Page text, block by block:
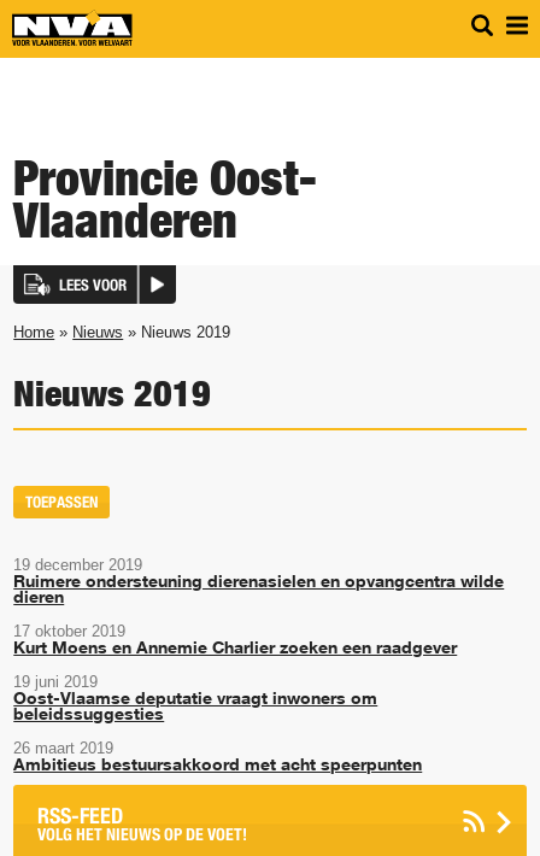
Provincie Oost-
Vlaanderen
LEES VOOR
Home » Nieuws » Nieuws 2019
Nieuws 2019
19 december 2019
Ruimere ondersteuning dierenasielen en opvangcentra wilde
dieren
17 oktober 2019
Kurt Moens en Annemie Charlier zoeken een raadgever
19 juni 2019
Oost-Vlaamse deputatie vraagt inwoners om
beleidssuggesties
26 maart 2019
Ambitieus bestuursakkoord met acht speerpunten
RSS-FEED
VOLG HET NIEUWS OP DE VOET!